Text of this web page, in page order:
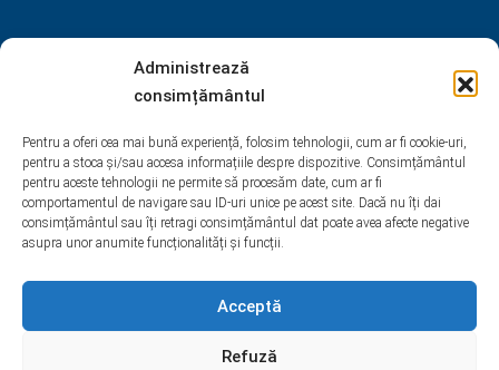
Administrează
consimțământul
Pentru a oferi cea mai bună experiență, folosim tehnologii, cum ar fi cookie-uri,
pentru a stoca și/sau accesa informațiile despre dispozitive. Consimțământul
pentru aceste tehnologii ne permite să procesăm date, cum ar fi
comportamentul de navigare sau ID-uri unice pe acest site. Dacă nu îți dai
consimțământul sau îți retragi consimțământul dat poate avea afecte negative
asupra unor anumite funcționalități și funcții.
Acceptă
Refuză
Google + Youtube Pinterest Yelp
WhatsApp